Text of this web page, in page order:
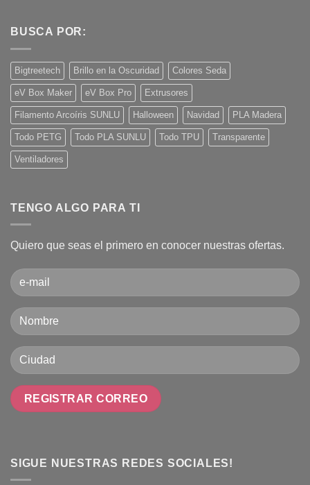
Schrödinger
3D?
en
impresora
3D.
Guía
básica
desde
cero!
BUSCA POR:
Bigtreetech Brillo en la Oscuridad Colores Seda
eV Box Maker eV Box Pro Extrusores
Filamento Arcoíris SUNLU Halloween Navidad PLA Madera
Todo PETG Todo PLA SUNLU Todo TPU Transparente
Ventiladores
TENGO ALGO PARA TI
Quiero que seas el primero en conocer nuestras ofertas.
SIGUE NUESTRAS REDES SOCIALES!